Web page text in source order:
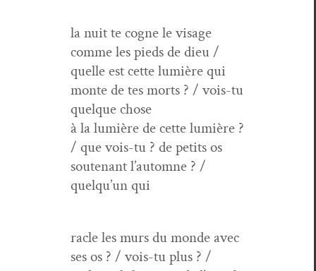
la nuit te cogne le vis­age
comme les pieds de dieu /
quelle est cette lumière qui
monte de tes morts ? / vois-tu
quelque chose
à la lumière de cette lumière ?
/ que vois-tu ? de petits os
sou­tenant l’automne ? /
quelqu’un qui
racle les murs du monde avec
ses os ? / vois-tu plus ? /